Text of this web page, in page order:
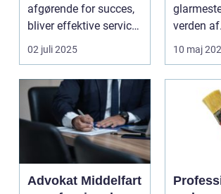
afgørende for succes,
bliver effektive service
ma...
02 juli 2025
verden af
10 maj
Advokat Middelfart